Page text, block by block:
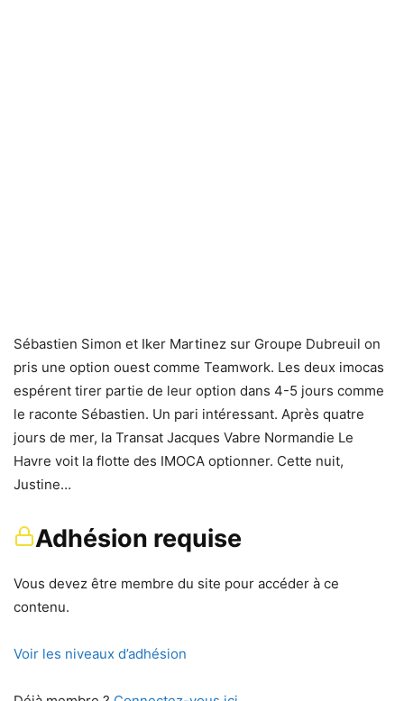
Sébastien Simon et Iker Martinez sur Groupe Dubreuil on
pris une option ouest comme Teamwork. Les deux imocas
espérent tirer partie de leur option dans 4-5 jours comme
le raconte Sébastien. Un pari intéressant. Après quatre
jours de mer, la Transat Jacques Vabre Normandie Le
Havre voit la flotte des IMOCA optionner. Cette nuit,
Justine…
Adhésion requise
Vous devez être membre du site pour accéder à ce
contenu.
Voir les niveaux d’adhésion